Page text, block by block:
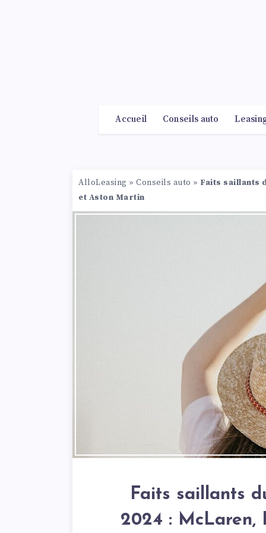
Accueil Conseils auto
AlloLeasing » Conseils auto » Faits saillants
et Aston Martin
Faits saillants
2024 :